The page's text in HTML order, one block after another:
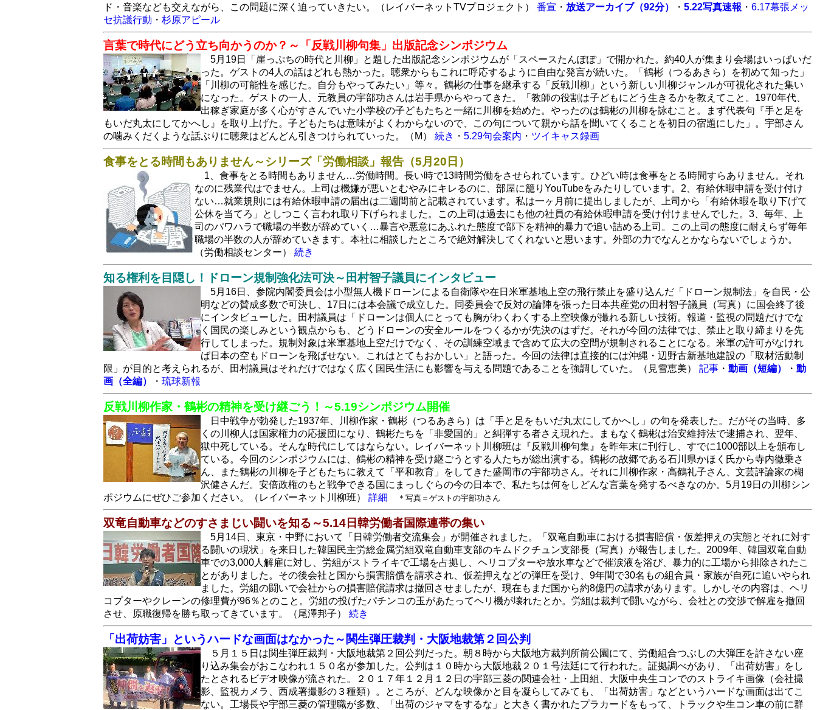
ド・音楽なども交えながら、この問題に深く迫っていきたい。（レイバーネットTVプロジェクト） 番宣 ・ 放送アーカイブ（92分） ・ 5.22写真速報 ・ 6.17幕張メッ
セ抗議行動 ・ 杉原アピール
言葉で時代にどう立ち向かうのか？～「反戦川柳句集」出版記念シンポジウム
5月19日「崖っぷちの時代と川柳」と題した出版記念シンポジウムが「スペースたんぽぽ」で開かれた。約40人が集まり会場はいっぱいだ
った。ゲストの4人の話はどれも熱かった。聴衆からもこれに呼応するように自由な発言が続いた。「鶴彬（つるあきら）を初めて知った」
「川柳の可能性を感じた。自分もやってみたい」等々。鶴彬の仕事を継承する「反戦川柳」という新しい川柳ジャンルが可視化された集い
になった。ゲストの一人、元教員の宇部功さんは岩手県からやってきた。「教師の役割は子どもにどう生きるかを教えてこと。1970年代、
出稼ぎ家庭が多く心がすさんでいた小学校の子どもたちと一緒に川柳を始めた。やったのは鶴彬の川柳を詠むこと。まず代表句『手と足を
もいだ丸太にしてかへし』を取り上げた。子どもたちは意味がよくわからないので、この句について親から話を聞いてくることを初日の宿題にした」。宇部さん
の噛みくだくような話ぶりに聴衆はどんどん引きつけられていった。（M） 続き ・ 5.29句会案内 ・ ツイキャス録画
食事をとる時間もありません～シリーズ「労働相談」報告（5月20日）
1、食事をとる時間もありません…労働時間。長い時で13時間労働をさせられています。ひどい時は食事をとる時間すらありません。それ
なのに残業代はでません。上司は機嫌が悪いとむやみにキレるのに、部屋に籠りYouTubeをみたりしています。2、有給休暇申請を受け付け
ない…就業規則には有給休暇申請の届出は二週間前と記載されています。私は一ヶ月前に提出しましたが、上司から「有給休暇を取り下げて
公休を当てろ」としつこく言われ取り下げられました。この上司は過去にも他の社員の有給休暇申請を受け付けませんでした。3、毎年、上
司のパワハラで職場の半数が辞めていく…暴言や悪意にあふれた態度で部下を精神的暴力で追い詰める上司。この上司の態度に耐えらず毎年
職場の半数の人が辞めていきます。本社に相談したところで絶対解決してくれないと思います。外部の力でなんとかならないでしょうか。
（労働相談センター） 続き
知る権利を目隠し！ドローン規制強化法可決～田村智子議員にインタビュー
5月16日、参院内閣委員会は小型無人機ドローンによる自衛隊や在日米軍基地上空の飛行禁止を盛り込んだ「ドローン規制法」を自民・公
明などの賛成多数で可決し、17日には本会議で成立した。同委員会で反対の論陣を張った日本共産党の田村智子議員（写真）に国会終了後
にインタビューした。田村議員は「ドローンは個人にとっても胸がわくわくする上空映像が撮れる新しい技術。報道・監視の問題だけでな
く国民の楽しみという観点からも、どうドローンの安全ルールをつくるかが先決のはずだ。それが今回の法律では、禁止と取り締まりを先
行してしまった。規制対象は米軍基地上空だけでなく、その訓練空域まで含めて広大の空間が規制されることになる。米軍の許可がなけれ
ば日本の空もドローンを飛ばせない。これはとてもおかしい」と語った。今回の法律は直接的には沖縄・辺野古新基地建設の「取材活動制
限」が目的と考えられるが、田村議員はそれだけではなく広く国民生活にも影響を与える問題であることを強調していた。（見雪恵美） 記事 ・ 動画（短編） ・ 動
画（全編）
・ 琉球新報
反戦川柳作家・鶴彬の精神を受け継ごう！～5.19シンポジウム開催
日中戦争が勃発した1937年、川柳作家・鶴彬（つるあきら）は「手と足をもいだ丸太にしてかへし」の句を発表した。だがその当時、多
くの川柳人は国家権力の応援団になり、鶴彬たちを「非愛国的」と糾弾する者さえ現れた。まもなく鶴彬は治安維持法で逮捕され、翌年、
獄中死している。そんな時代にしてはならない。レイバーネット川柳班は『反戦川柳句集』を昨年末に刊行し、すでに1000部以上を頒布し
ている。今回のシンポジウムには、鶴彬の精神を受け継ごうとする人たちが総出演する。鶴彬の故郷である石川県かほく氏から寺内徹乗さ
ん、また鶴彬の川柳を子どもたちに教えて「平和教育」をしてきた盛岡市の宇部功さん。それに川柳作家・高鶴礼子さん、文芸評論家の楜
沢健さんだ。安倍政権のもと戦争できる国にまっしぐらの今の日本で、私たちは何をしどんな言葉を発するべきなのか。5月19日の川柳シン
ポジウムにぜひご参加ください。（レイバーネット川柳班） 詳細 ＊写真＝ゲストの宇部功さん
双竜自動車などのすさまじい闘いを知る～5.14日韓労働者国際連帯の集い
5月14日、東京・中野において「日韓労働者交流集会」が開催されました。「双竜自動車における損害賠償・仮差押えの実態とそれに対す
る闘いの現状」を来日した韓国民主労総金属労組双竜自動車支部のキムドクチュン支部長（写真）が報告しました。2009年、韓国双竜自動
車での3,000人解雇に対し、労組がストライキで工場を占拠し、ヘリコプターや放水車などで催涙液を浴び、暴力的に工場から排除されたこ
とがありました。その後会社と国から損害賠償を請求され、仮差押えなどの弾圧を受け、9年間で30名もの組合員・家族が自死に追いやられ
ました。労組の闘いで会社からの損害賠償請求は撤回させましたが、現在もまだ国から約8億円の請求があります。しかしその内容は、ヘリ
コプターやクレーンの修理費が96％とのこと。労組の投げたパチンコの玉があたってヘリ機が壊れたとか。労組は裁判で闘いながら、会社との交渉で解雇を撤回
させ、原職復帰を勝ち取ってきています。（尾澤邦子） 続き
「出荷妨害」というハードな画面はなかった～関生弾圧裁判・大阪地裁第２回公判
５月１５日は関生弾圧裁判・大阪地裁第２回公判だった。朝８時から大阪地方裁判所前公園にて、労働組合つぶしの大弾圧を許さない座
り込み集会がおこなわれ１５０名が参加した。公判は１０時から大阪地裁２０１号法廷にて行われた。証拠調べがあり、「出荷妨害」をし
たとされるビデオ映像が流された。２０１７年１２月１２日の宇部三菱の関連会社・上田組、大阪中央生コンでのストライキ画像（会社撮
影、監視カメラ、西成署撮影の３種類）。ところが、どんな映像かと目を凝らしてみても、「出荷妨害」などというハードな画面は出てこ
ない。工場長や宇部三菱の管理職が多数、「出荷のジャマをするな」と大きく書かれたプラカードをもって、トラックや生コン車の前に群